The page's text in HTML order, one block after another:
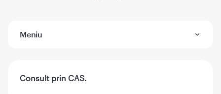
Meniu
Consult prin CAS.